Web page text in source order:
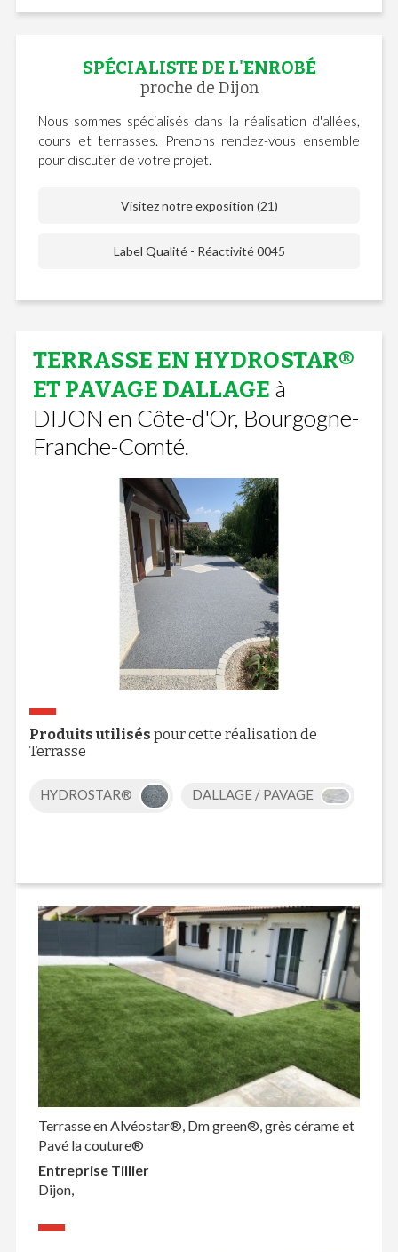
SPÉCIALISTE DE L'ENROBÉ
proche de Dijon
Nous sommes spécialisés dans la réalisation d'allées,
cours et terrasses. Prenons rendez-vous ensemble
pour discuter de votre projet.
Visitez notre exposition (21)
Label Qualité - Réactivité 0045
TERRASSE EN HYDROSTAR®
ET PAVAGE DALLAGE à
DIJON en Côte-d'Or, Bourgogne-
Franche-Comté.
Produits utilisés pour cette réalisation de
Terrasse
HYDROSTAR® DALLAGE / PAVAGE
Terrasse en Alvéostar®, Dm green®, grès cérame et
Pavé la couture®
Entreprise Tillier
Dijon,